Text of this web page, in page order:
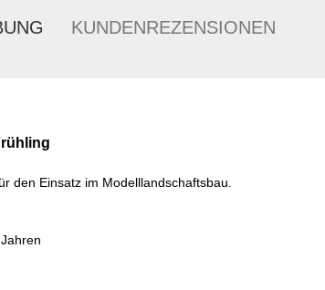
KUNDENREZENSIONEN
den Einsatz im Modelllandschaftsbau.